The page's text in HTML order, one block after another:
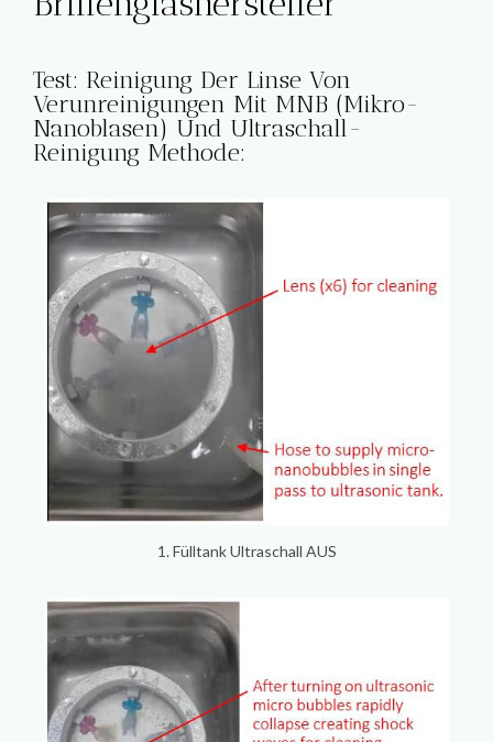
Test: Reinigung Der Linse Von
Verunreinigungen Mit MNB (Mikro-
Nanoblasen) Und Ultraschall-
Reinigung Methode:
1. Fülltank Ultraschall AUS